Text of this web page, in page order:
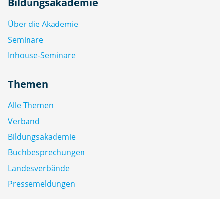
Über die Akademie
Seminare
Inhouse-Seminare
Themen
Alle Themen
Verband
Bildungsakademie
Buchbesprechungen
Landesverbände
Pressemeldungen